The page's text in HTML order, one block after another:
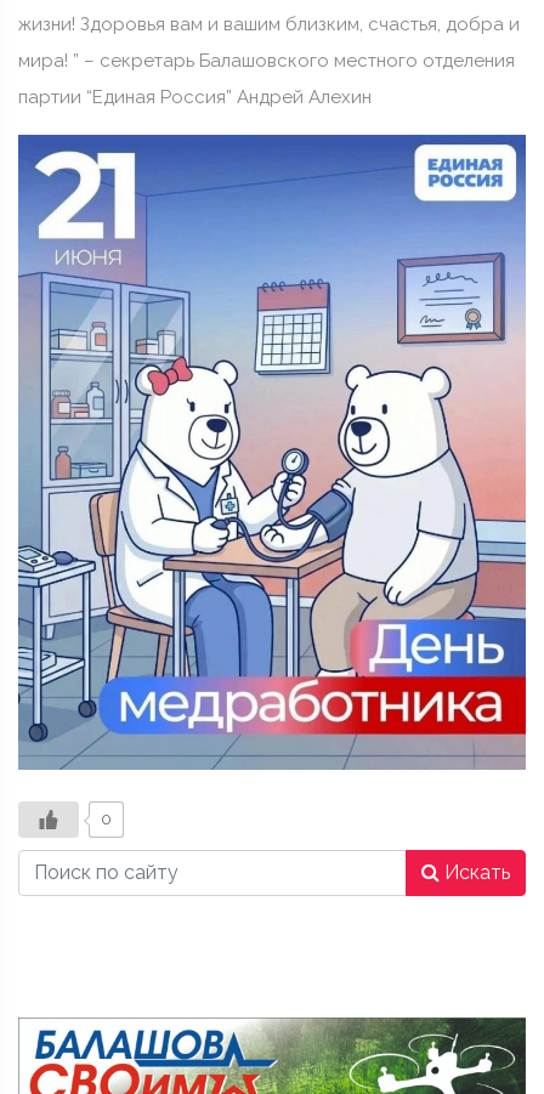
жизни! Здоровья вам и вашим близким, счастья, добра и
мира! ” – секретарь Балашовского местного отделения
партии “Единая Россия” Андрей Алехин
0
Искать